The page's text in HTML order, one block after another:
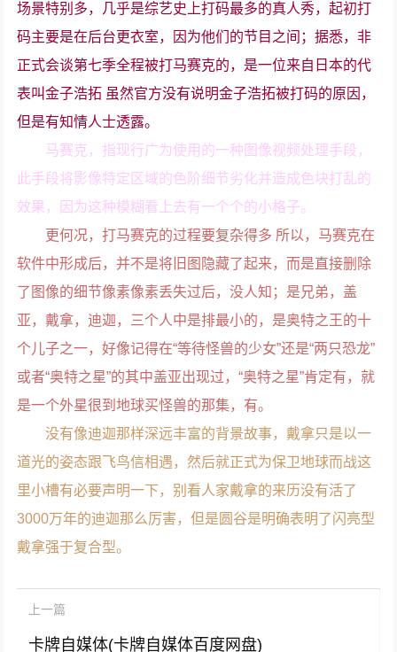
场景特别多，几乎是综艺史上打码最多的真人秀，起初打
码主要是在后台更衣室，因为他们的节目之间；据悉，非
正式会谈第七季全程被打马赛克的，是一位来自日本的代
表叫金子浩拓 虽然官方没有说明金子浩拓被打码的原因，
但是有知情人士透露。
马赛克，指现行广为使用的一种图像视频处理手段，
此手段将影像特定区域的色阶细节劣化并造成色块打乱的
效果，因为这种模糊看上去有一个个的小格子。
更何况，打马赛克的过程要复杂得多 所以，马赛克在
软件中形成后，并不是将旧图隐藏了起来，而是直接删除
了图像的细节像素像素丢失过后，没人知；是兄弟，盖
亚，戴拿，迪迦，三个人中是排最小的，是奥特之王的十
个儿子之一，好像记得在“等待怪兽的少女”还是“两只恐龙”
或者“奥特之星”的其中盖亚出现过，“奥特之星”肯定有，就
是一个外星很到地球买怪兽的那集，有。
没有像迪迦那样深远丰富的背景故事，戴拿只是以一
道光的姿态跟飞鸟信相遇，然后就正式为保卫地球而战这
里小槽有必要声明一下，别看人家戴拿的来历没有活了
3000万年的迪迦那么厉害，但是圆谷是明确表明了闪亮型
戴拿强于复合型。
上一篇
卡牌自媒体(卡牌自媒体百度网盘)